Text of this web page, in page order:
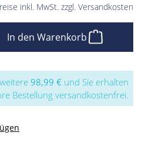
inkl. MwSt. zzgl. Versandkosten
In den Warenkorb
98,99 € und Sie erhalten
Bestellung versandkostenfrei.